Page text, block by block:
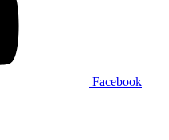
Facebook